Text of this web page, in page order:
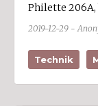
Lochau (2)
Ludesch (2)
Philette 206A,
2019-12-29 -
Technik